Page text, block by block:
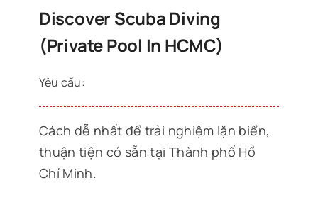
Discover Scuba Diving
(Private Pool In HCMC)
Yêu cầu:
Cách dễ nhất để trải nghiệm lặn biển,
thuận tiện có sẵn tại Thành phố Hồ
Chí Minh.